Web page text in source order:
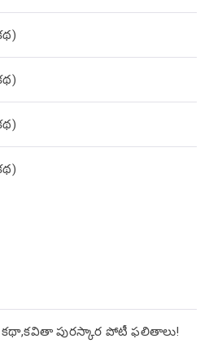
కథా,కవితా పురస్కార పోటీ ఫలితాలు!